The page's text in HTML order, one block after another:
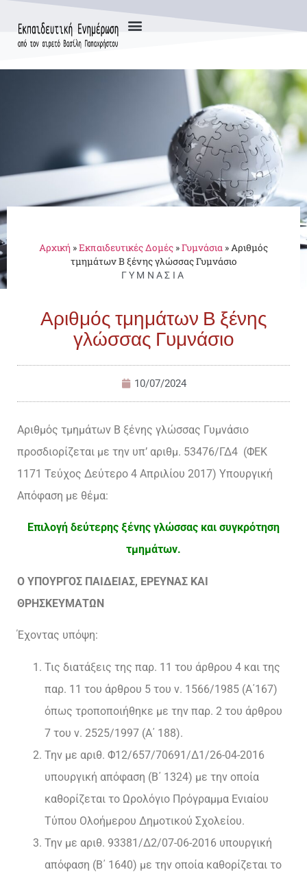
Αρχική »Εκπαιδευτικές Δομές »Γυμνάσια »Αριθμός
τμημάτων Β ξένης γλώσσας Γυμνάσιο
ΓΥΜΝΆΣΙΑ
Αριθμός τμημάτων Β ξένης
γλώσσας Γυμνάσιο
10/07/2024
Αριθμός τμημάτων Β ξένης γλώσσας Γυμνάσιο
προσδιορίζεται με την υπ’ αριθμ. 53476/ΓΔ4 (ΦΕΚ
1171 Τεύχος Δεύτερο 4 Απριλίου 2017) Υπουργική
Απόφαση με θέμα:
Επιλογή δεύτερης ξένης γλώσσας και συγκρότηση
τμημάτων.
Ο ΥΠΟΥΡΓΟΣ ΠΑΙΔΕΙΑΣ, ΕΡΕΥΝΑΣ ΚΑΙ
ΘΡΗΣΚΕΥΜΑΤΩΝ
Έχοντας υπόψη:
Τις διατάξεις της παρ. 11 του άρθρου 4 και της
παρ. 11 του άρθρου 5 του ν. 1566/1985 (Α΄167)
όπως τροποποιήθηκε με την παρ. 2 του άρθρου
7 του ν. 2525/1997 (Α΄ 188).
Την με αριθ. Φ12/657/70691/Δ1/26-04-2016
υπουργική απόφαση (Β΄ 1324) με την οποία
καθορίζεται το Ωρολόγιο Πρόγραμμα Ενιαίου
Τύπου Ολοήμερου Δημοτικού Σχολείου.
Την με αριθ. 93381/Δ2/07-06-2016 υπουργική
απόφαση (Β΄ 1640) με την οποία καθορίζεται το